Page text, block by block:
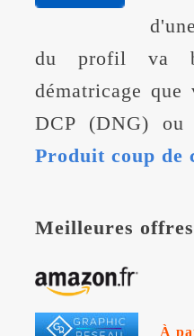
du profil va
dématricage
DCP (DNG)
Produit coup de
Meilleures
À